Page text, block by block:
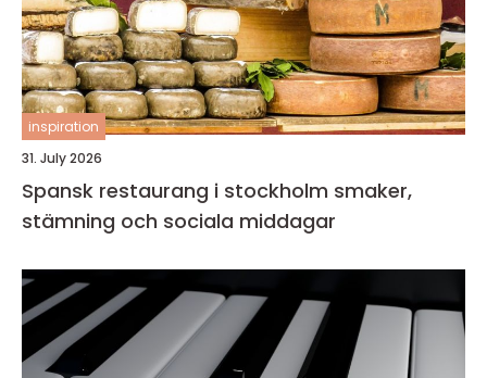
inspiration
31. July 2026
Spansk restaurang i stockholm smaker,
stämning och sociala middagar